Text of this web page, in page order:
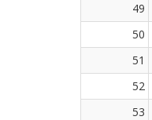
49
50
51
52
53